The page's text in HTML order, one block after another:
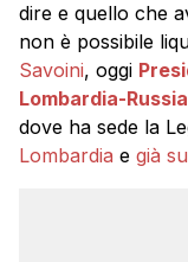
dire e quello che
non è possibile
Savoini, oggi
Lombardia-Russia
dove ha sede la
Lombardia e già